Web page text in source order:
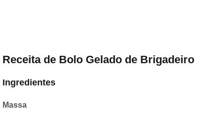
Receita de Bolo Gelado de Brigadeiro
Ingredientes
Massa